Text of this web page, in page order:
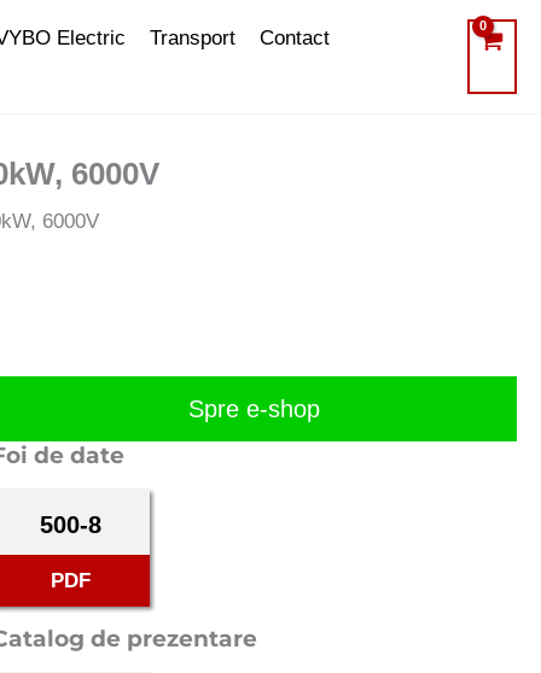
Electric Transport Contact
6000V
6000V
Spre e-shop
de date
500-8
PDF
de prezentare